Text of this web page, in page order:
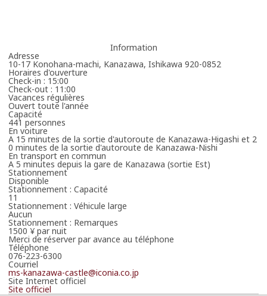
Information
Adresse
10-17 Konohana-machi, Kanazawa, Ishikawa 920-0852
Horaires d'ouverture
Check-in : 15:00
Check-out : 11:00
Vacances régulières
Ouvert toute l'année
Capacité
441 personnes
En voiture
A 15 minutes de la sortie d'autoroute de Kanazawa-Higashi et 2
0 minutes de la sortie d'autoroute de Kanazawa-Nishi
En transport en commun
A 5 minutes depuis la gare de Kanazawa (sortie Est)
Stationnement
Disponible
Stationnement : Capacité
11
Stationnement : Véhicule large
Aucun
Stationnement : Remarques
1500 ¥ par nuit
Merci de réserver par avance au téléphone
Téléphone
076-223-6300
Courriel
ms-kanazawa-castle@iconia.co.jp
Site Internet officiel
Site officiel